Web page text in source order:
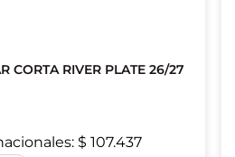
CORTA RIVER PLATE 26/27
$ 107.437
S M L XL